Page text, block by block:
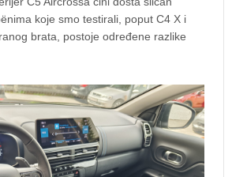
koje smo testirali, poput C4 X i
brata, postoje određene razlike